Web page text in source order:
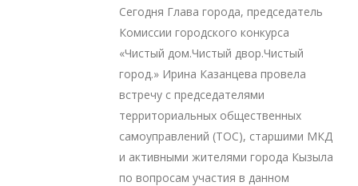
Сегодня Глава города, председатель
Комиссии городского конкурса
«Чистый дом.Чистый двор.Чистый
город.» Ирина Казанцева провела
встречу с председателями
территориальных общественных
самоуправлений (ТОС), старшими МКД
и активными жителями города Кызыла
по вопросам участия в данном